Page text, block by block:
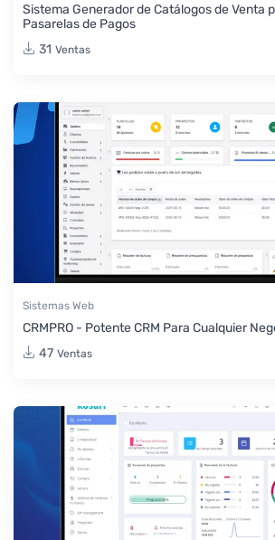
Sistema Generador de Catálogos de Venta
Pasarelas de Pagos
31 Ventas
Sistemas Web
CRMPRO - Potente CRM Para Cualquier
47 Ventas